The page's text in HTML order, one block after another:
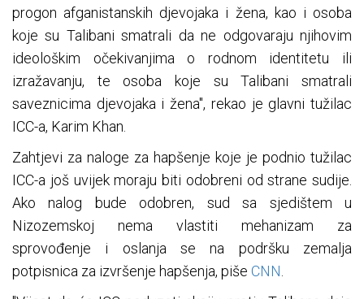
progon afganistanskih djevojaka i žena, kao i osoba
koje su Talibani smatrali da ne odgovaraju njihovim
ideološkim očekivanjima o rodnom identitetu ili
izražavanju, te osoba koje su Talibani smatrali
saveznicima djevojaka i žena", rekao je glavni tužilac
ICC-a, Karim Khan.
Zahtjevi za naloge za hapšenje koje je podnio tužilac
ICC-a još uvijek moraju biti odobreni od strane sudije.
Ako nalog bude odobren, sud sa sjedištem u
Nizozemskoj nema vlastiti mehanizam za
sprovođenje i oslanja se na podršku zemalja
potpisnica za izvršenje hapšenja, piše CNN.